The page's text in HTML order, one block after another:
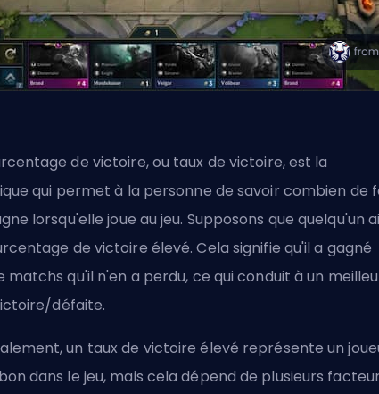
de victoire, ou taux de victoire, est la
qui permet à la personne de savoir combien de
lorsqu'elle joue au jeu. Supposons que quelqu'un
de victoire élevé. Cela signifie qu'il a gagné
matchs qu'il n'en a perdu, ce qui conduit à un
défaite.
un taux de victoire élevé représente un
dans le jeu, mais cela dépend de plusieurs